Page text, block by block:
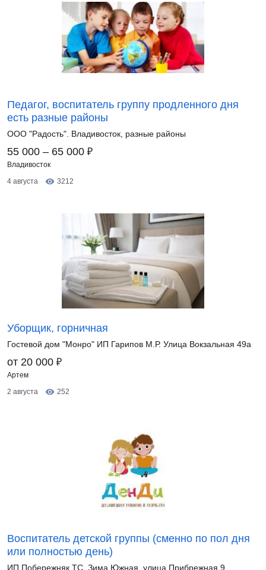
Педагог, воспитатель группу продленного дня
есть разные районы
ООО "Радость". Владивосток, разные районы
55 000 – 65 000 ₽
Владивосток
4 августа
3212
Уборщик, горничная
Гостевой дом "Монро" ИП Гарипов М.Р. Улица Вокзальная 49а
от 20 000 ₽
Артем
2 августа
252
Воспитатель детской группы (сменно по пол дня
или полностью день)
ИП Побережняк ТС. Зима Южная, улица Прибрежная 9